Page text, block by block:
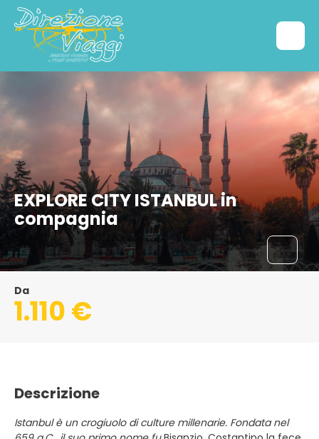
EXPLORE CITY ISTANBUL in
compagnia
Da
1.110 €
Descrizione
Istanbul è un crogiuolo di culture millenarie. Fondata nel